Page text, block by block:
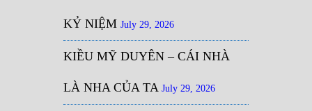
KỶ NIỆM July 29, 2026
KIỀU MỸ DUYÊN – CÁI NHÀ
LÀ NHA CỦA TA July 29, 2026